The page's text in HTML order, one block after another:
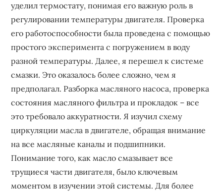
уделил термостату, понимая его важную роль в
регулировании температуры двигателя. Проверка
его работоспособности была проведена с помощью
простого эксперимента с погружением в воду
разной температуры. Далее, я перешел к системе
смазки. Это оказалось более сложно, чем я
предполагал. Разборка масляного насоса, проверка
состояния масляного фильтра и прокладок – все
это требовало аккуратности. Я изучил схему
циркуляции масла в двигателе, обращая внимание
на все масляные каналы и подшипники.
Понимание того, как масло смазывает все
трущиеся части двигателя, было ключевым
моментом в изучении этой системы. Для более